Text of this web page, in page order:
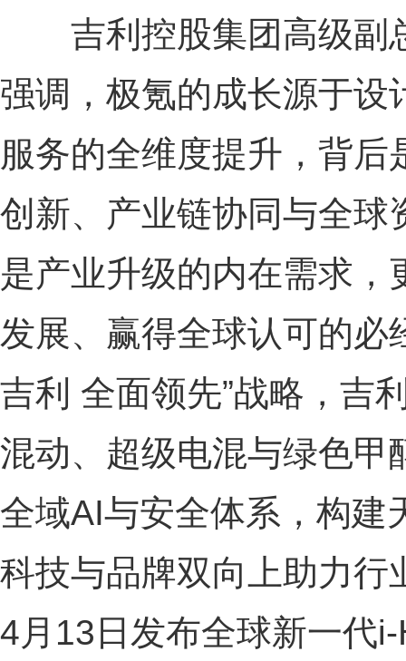
吉利控股集团高级副
强调，极氪的成长源于设
服务的全维度提升，背
创新、产业链协同与全球
是产业升级的内在需求
发展、赢得全球认可的必
吉利 全面领先”战略，吉
混动、超级电混与绿色甲
全域AI与安全体系，构建
科技与品牌双向上助力行
4月13日发布全球新一代